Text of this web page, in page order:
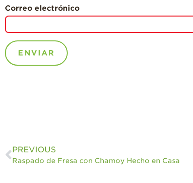
Correo electrónico
PREVIOUS
Raspado de Fresa con Chamoy Hecho en Casa